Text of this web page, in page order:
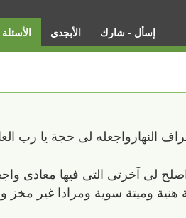
الأبجدي إسأل - شارك
النهارواجعله لى حجة يا رب
لى آخرتى التى فيها معادى
وميتة سوية ومرادا غير مخز